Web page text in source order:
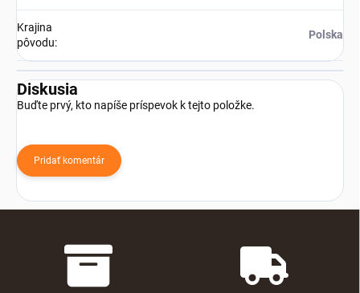
Krajina
pôvodu:
Polska
Diskusia
Buďte prvý, kto napíše príspevok k tejto položke.
Pridať komentár